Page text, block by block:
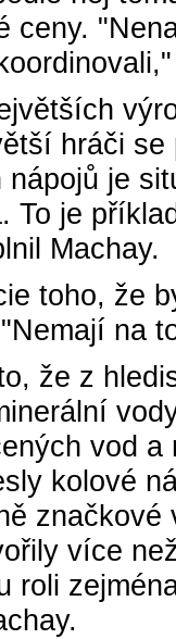
ceny.
hráči
je
To je
Machay.
toho, že
na
že z
vod
kolové
více
roli